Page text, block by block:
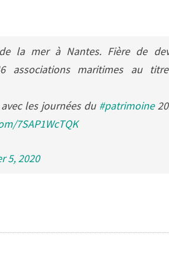
la mer à Nantes. Fière de
associations maritimes au
les journées du #patrimoine
7SAP1WcTQK
5, 2020